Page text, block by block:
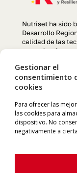
Gestionar el
consentimiento
cookies
Para ofrecer las
las cookies para
dispositivo. No
negativamente a
Nutriset ha sido
Desarrollo
calidad de las
comunicaciones
optimización de
competitividad y
año 2022. Para
Manresa. «Una